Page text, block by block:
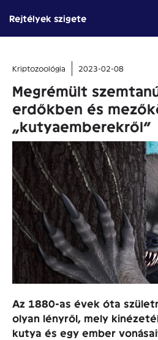
tartalomba
Rejtélyek szigete
Kriptozoológia 2023-02-08
Megrémült
erdőkben és
„kutyaemberekről”
Az 1880-as évek óta
olyan lényről, mely
kutya és egy ember